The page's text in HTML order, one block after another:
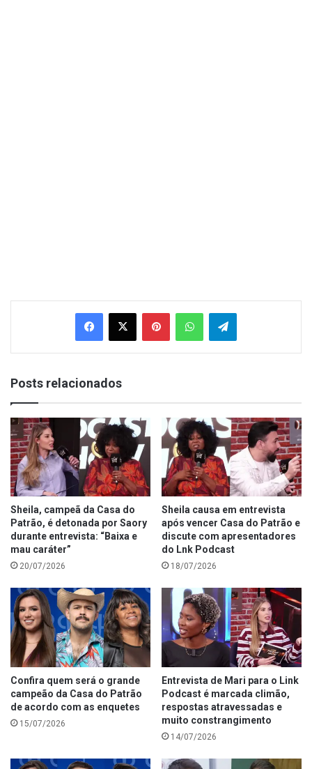
Facebook
X PinterestWhatsAppTelegram
Posts relacionados
Sheila, campeã da Casa do
Patrão, é detonada por Saory
durante entrevista: “Baixa e
mau caráter”
20/07/2026
Sheila causa em entrevista
após vencer Casa do Patrão e
discute com apresentadores
do Lnk Podcast
18/07/2026
Confira quem será o grande
campeão da Casa do Patrão
de acordo com as enquetes
15/07/2026
Entrevista de Mari para o Link
Podcast é marcada climão,
respostas atravessadas e
muito constrangimento
14/07/2026